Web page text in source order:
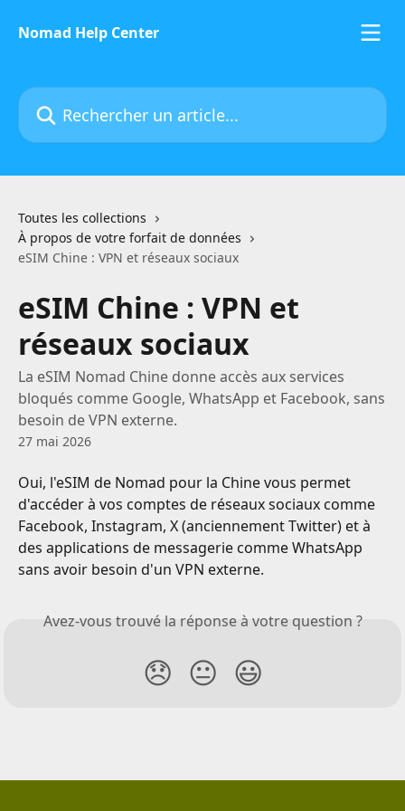
Nomad Help Center
Rechercher un article...
Toutes les collections
À propos de votre forfait de données
eSIM Chine : VPN et réseaux sociaux
eSIM Chine : VPN et
réseaux sociaux
La eSIM Nomad Chine donne accès aux services
bloqués comme Google, WhatsApp et Facebook, sans
besoin de VPN externe.
27 mai 2026
Oui, l'eSIM de Nomad pour la Chine vous permet
d'accéder à vos comptes de réseaux sociaux comme
Facebook, Instagram, X (anciennement Twitter) et à
des applications de messagerie comme WhatsApp
sans avoir besoin d'un VPN externe.
Avez-vous trouvé la réponse à votre question ?
😞 😐 😃